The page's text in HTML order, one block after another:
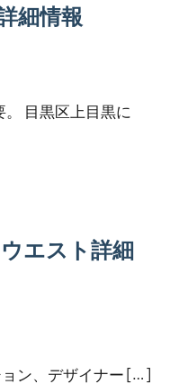
細情報
目黒区上目黒に
エスト詳細
ョン、デザイナー […]